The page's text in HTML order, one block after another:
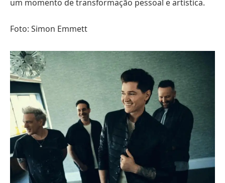
um momento de transformação pessoal e artística.
Foto: Simon Emmett